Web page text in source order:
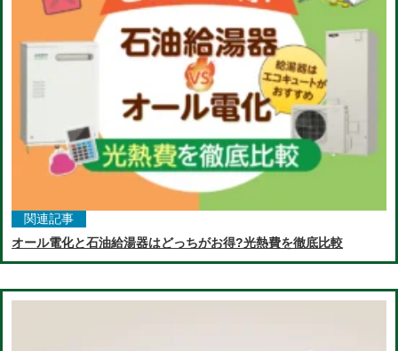
関連記事
オール電化と石油給湯器はどっちがお得?光熱費を徹底比較